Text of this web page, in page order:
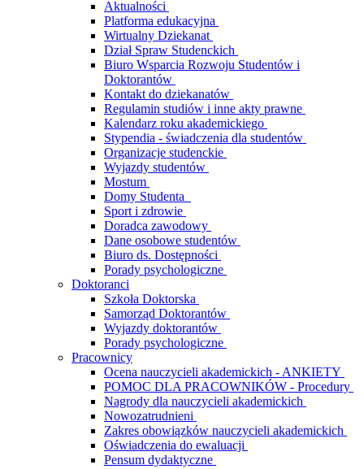
Aktualności
Platforma edukacyjna
Wirtualny Dziekanat
Dział Spraw Studenckich
Biuro Wsparcia Rozwoju Studentów i
Doktorantów
Kontakt do dziekanatów
Regulamin studiów i inne akty prawne
Kalendarz roku akademickiego
Stypendia - świadczenia dla studentów
Organizacje studenckie
Wyjazdy studentów
Mostum
Domy Studenta
Sport i zdrowie
Doradca zawodowy
Dane osobowe studentów
Biuro ds. Dostępności
Porady psychologiczne
Doktoranci
Szkoła Doktorska
Samorząd Doktorantów
Wyjazdy doktorantów
Porady psychologiczne
Pracownicy
Ocena nauczycieli akademickich - ANKIETY
POMOC DLA PRACOWNIKÓW - Procedury
Nagrody dla nauczycieli akademickich
Nowozatrudnieni
Zakres obowiązków nauczycieli akademickich
Oświadczenia do ewaluacji
Pensum dydaktyczne